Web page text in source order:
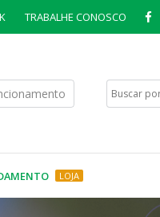
TRABALHE CONOSCO
LOJA